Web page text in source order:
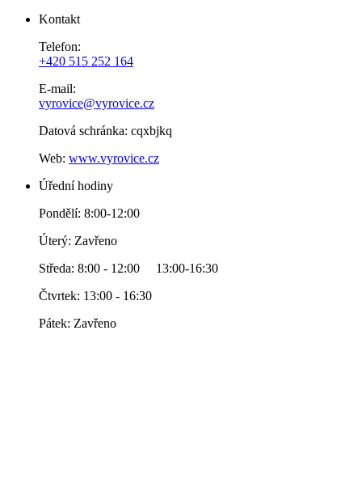
Kontakt
Telefon:
+420 515 252 164
E-mail:
vyrovice@vyrovice.cz
Datová schránka: cqxbjkq
Web: www.vyrovice.cz
Úřední hodiny
Pondělí: 8:00-12:00
Úterý: Zavřeno
Středa: 8:00 - 12:00 13:00-16:30
Čtvrtek: 13:00 - 16:30
Pátek: Zavřeno